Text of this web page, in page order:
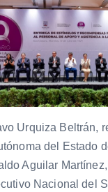
Urquiza Beltrán,
del Estado
Aguilar
Nacional del